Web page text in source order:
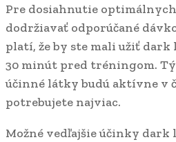
Pre dosiahnutie
dodržiavať odporúčané
platí, že by ste mali užiť dark
30 minút pred tréningom.
účinné látky budú aktívne v
potrebujete najviac.
Možné vedľajšie účinky